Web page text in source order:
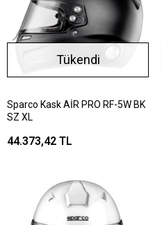
Tükendi
Sparco Kask AİR PRO RF-5W BK
SZ XL
44.373,42 TL